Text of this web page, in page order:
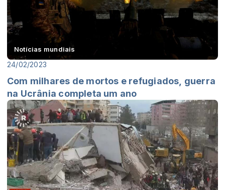
Notícias mundiais
24/02/2023
Com milhares de mortos e refugiados, guerra
na Ucrânia completa um ano